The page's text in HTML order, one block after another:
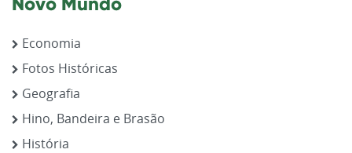
Economia
Fotos Históricas
Geografia
Hino, Bandeira e Brasão
História